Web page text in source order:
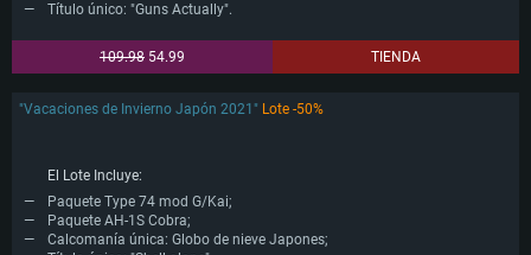
Título único: "Guns Actually".
109.98 54.99 TIENDA
"Vacaciones de Invierno Japón 2021" Lote -50%
El Lote Incluye:
Paquete Type 74 mod G/Kai;
Paquete AH-1S Cobra;
Calcomanía única: Globo de nieve Japones;